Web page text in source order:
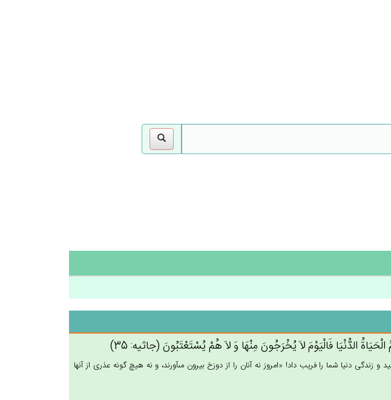
الدُّنْيَا فَالْيَوْم‌َ لاَ يُخْرَجُون‌َ مِنْهَا وَ لاَ هُم‌ْ يُسْتَعْتَبُون‌َ (جاثيه: 35)
دنيا شما را فريب داد! «امروز نه آنان را از دوزخ بيرون مى‏آورند، و نه هيچ گونه عذرى از آنها